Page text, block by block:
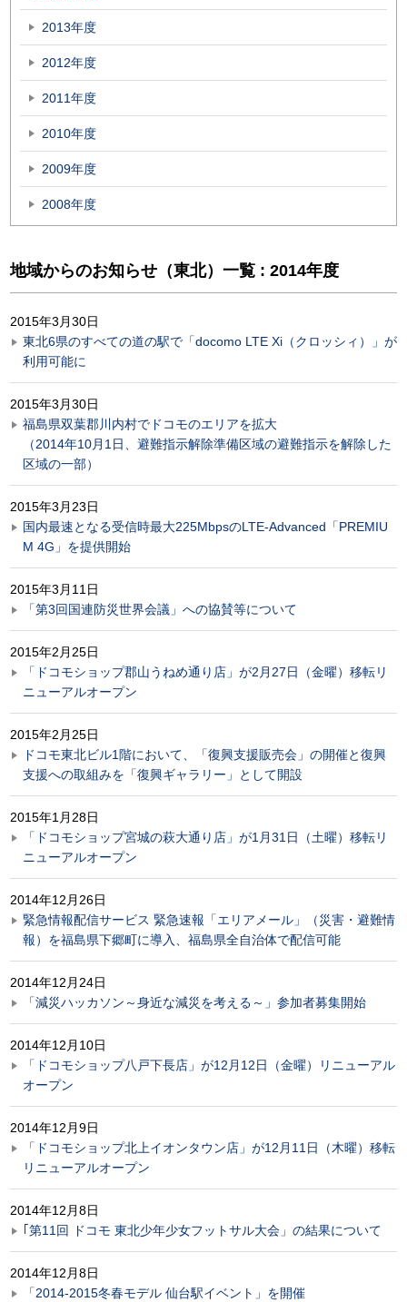
2013年度
2012年度
2011年度
2010年度
2009年度
2008年度
地域からのお知らせ（東北）一覧 : 2014年度
2015年3月30日
東北6県のすべての道の駅で「docomo LTE Xi（クロッシィ）」が
利用可能に
2015年3月30日
福島県双葉郡川内村でドコモのエリアを拡大
（2014年10月1日、避難指示解除準備区域の避難指示を解除した
区域の一部）
2015年3月23日
国内最速となる受信時最大225MbpsのLTE-Advanced「PREMIU
M 4G」を提供開始
2015年3月11日
「第3回国連防災世界会議」への協賛等について
2015年2月25日
「ドコモショップ郡山うねめ通り店」が2月27日（金曜）移転リ
ニューアルオープン
2015年2月25日
ドコモ東北ビル1階において、「復興支援販売会」の開催と復興
支援への取組みを「復興ギャラリー」として開設
2015年1月28日
「ドコモショップ宮城の萩大通り店」が1月31日（土曜）移転リ
ニューアルオープン
2014年12月26日
緊急情報配信サービス 緊急速報「エリアメール」（災害・避難情
報）を福島県下郷町に導入、福島県全自治体で配信可能
2014年12月24日
「減災ハッカソン～身近な減災を考える～」参加者募集開始
2014年12月10日
「ドコモショップ八戸下長店」が12月12日（金曜）リニューアル
オープン
2014年12月9日
「ドコモショップ北上イオンタウン店」が12月11日（木曜）移転
リニューアルオープン
2014年12月8日
｢第11回 ドコモ 東北少年少女フットサル大会」の結果について
2014年12月8日
「2014-2015冬春モデル 仙台駅イベント」を開催